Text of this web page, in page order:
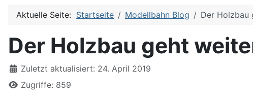
Aktuelle Seite: Startseite Modellbahn Blog Der Holzbau
Der Holzbau geht
DetailsZuletzt aktualisiert: 24. April 2019
Zugriffe: 859